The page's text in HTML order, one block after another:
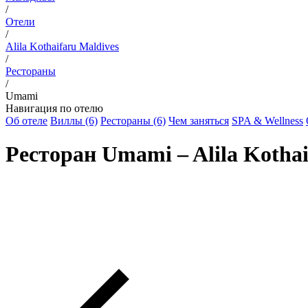
/
Отели
/
Alila Kothaifaru Maldives
/
Рестораны
/
Umami
Навигация по отелю
Об отеле Виллы (6) Рестораны (6) Чем заняться SPA & Wellness
Ресторан Umami – Alila